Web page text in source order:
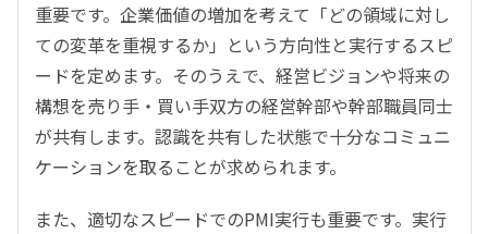
重要です。企業価値の増加を考えて「どの領域に対し
ての変革を重視するか」という方向性と実行するスピ
ードを定めます。そのうえで、経営ビジョンや将来の
構想を売り手・買い手双方の経営幹部や幹部職員同士
が共有します。認識を共有した状態で十分なコミュニ
ケーションを取ることが求められます。
また、適切なスピードでのPMI実行も重要です。実行